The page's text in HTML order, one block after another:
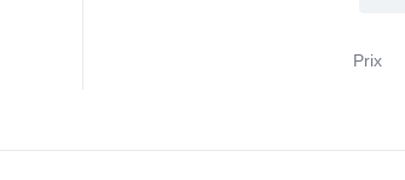
Prix